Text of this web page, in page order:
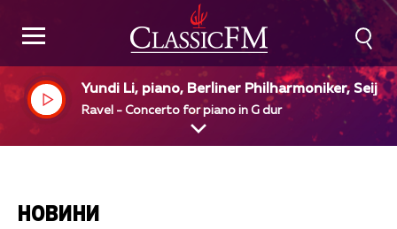
Yundi Li, piano, Berliner Philharmoniker, Seiji
awa, dir
Ravel - Concerto for piano in G dur
НОВИНИ